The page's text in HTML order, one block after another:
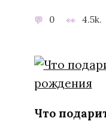
0 4.5k.
Что